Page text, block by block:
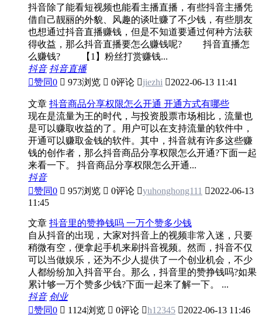
抖音除了能看短视频也能看主播直播，有些抖音主播凭
借自己靓丽的外貌、风趣的谈吐赚了不少钱，有些朋友
也想通过抖音直播赚钱，但是不知道要通过何种方法获
得收益，那么抖音直播要怎么赚钱呢? 抖音直播怎
么赚钱? 【1】粉丝打赏赚钱...
抖音 抖音直播
赞同0  973浏览  0评论 jiezhi 2022-06-13 11:41
文章 抖音商品分享权限怎么开通 开通方式有哪些
现在是流量为王的时代，与投资股票市场相比，流量也
是可以赚取收益的了。用户可以在支持流量的软件中，
开通可以赚取金钱的软件。其中，抖音就有许多这些赚
钱的创作者，那么抖音商品分享权限怎么开通?下面一起
来看一下。 抖音商品分享权限怎么开通...
抖音
赞同0  957浏览  0评论 yuhonghong111 2022-06-13
11:45
文章 抖音里的赞挣钱吗 一万个赞多少钱
自从抖音的出现，大家对抖音上的视频非常入迷，只要
稍微有空，便拿起手机来刷抖音视频。然而，抖音不仅
可以当做娱乐，还为不少人提供了一个创业机会，不少
人都纷纷加入抖音平台。那么，抖音里的赞挣钱吗?如果
累计够一万个赞多少钱?下面一起来了解一下。 ...
抖音 创业
赞同0  1124浏览  0评论 h12345 2022-06-13 11:46